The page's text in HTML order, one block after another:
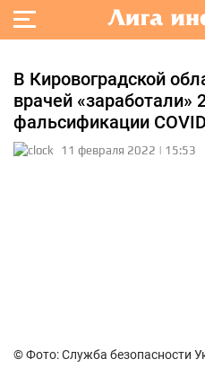
В Кировоградской
врачей «заработали»
фальсификации
11 февраля 2022 | 15:53
© Фото: Служба безопасности